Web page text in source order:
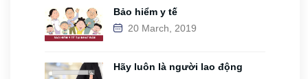
Bảo hiểm y tế
20 March, 2019
Hãy luôn là người lao động